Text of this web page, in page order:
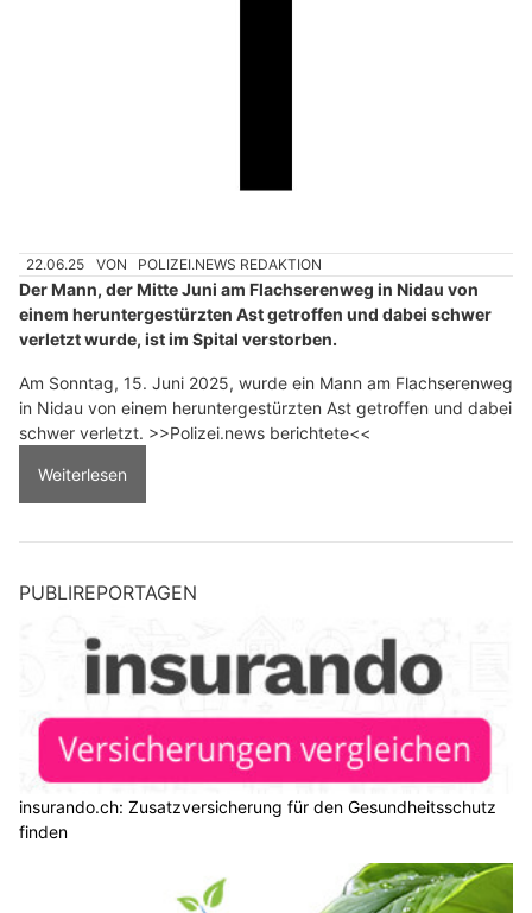
22.06.25 VON POLIZEI.NEWS REDAKTION
Der Mann, der Mitte Juni am Flachserenweg in Nidau von
einem heruntergestürzten Ast getroffen und dabei schwer
verletzt wurde, ist im Spital verstorben.
Am Sonntag, 15. Juni 2025, wurde ein Mann am Flachserenweg
in Nidau von einem heruntergestürzten Ast getroffen und dabei
schwer verletzt. >>Polizei.news berichtete<<
Weiterlesen
PUBLIREPORTAGEN
insurando.ch: Zusatzversicherung für den Gesundheitsschutz
finden